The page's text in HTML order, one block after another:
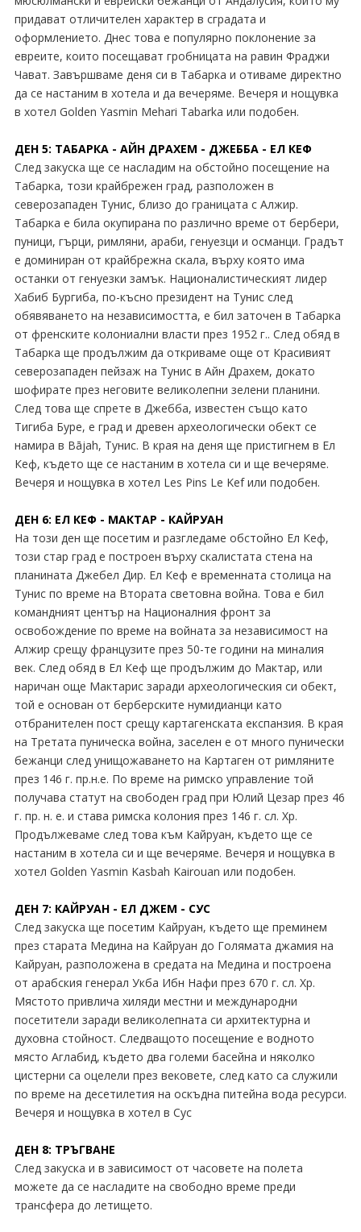
придават отличителен характер в сградата и
оформлението. Днес това е популярно поклонение за
евреите, които посещават гробницата на равин Фраджи
Чават. Завършваме деня си в Табарка и отиваме директно
да се настаним в хотела и да вечеряме. Вечеря и нощувка
в хотел Golden Yasmin Mehari Tabarka или подобен.
ДЕН 5: ТАБАРКА - АЙН ДРАХЕМ - ДЖЕББА - ЕЛ КЕФ
След закуска ще се насладим на обстойно посещение на
Табарка, този крайбрежен град, разположен в
северозападен Тунис, близо до границата с Алжир.
Табарка е била окупирана по различно време от бербери,
пуници, гърци, римляни, араби, генуезци и османци. Градът
е доминиран от крайбрежна скала, върху която има
останки от генуезки замък. Националистическият лидер
Хабиб Бургиба, по-късно президент на Тунис след
обявяването на независимостта, е бил заточен в Табарка
от френските колониални власти през 1952 г.. След обяд в
Табарка ще продължим да откриваме още от Красивият
северозападен пейзаж на Тунис в Айн Драхем, докато
шофирате през неговите великолепни зелени планини.
След това ще спрете в Джебба, известен също като
Тигиба Буре, е град и древен археологически обект се
намира в Bājah, Тунис. В края на деня ще пристигнем в Ел
Кеф, където ще се настаним в хотела си и ще вечеряме.
Вечеря и нощувка в хотел Les Pins Le Kef или подобен.
ДЕН 6: ЕЛ КЕФ - МАКТАР - КАЙРУАН
На този ден ще посетим и разгледаме обстойно Ел Кеф,
този стар град е построен върху скалистата стена на
планината Джебел Дир. Ел Кеф е временната столица на
Тунис по време на Втората световна война. Това е бил
командният център на Националния фронт за
освобождение по време на войната за независимост на
Алжир срещу французите през 50-те години на миналия
век. След обяд в Ел Кеф ще продължим до Мактар, или
наричан още Мактарис заради археологическия си обект,
той е основан от берберските нумидианци като
отбранителен пост срещу картагенската експанзия. В края
на Третата пуническа война, заселен е от много пунически
бежанци след унищожаването на Картаген от римляните
през 146 г. пр.н.е. По време на римско управление той
получава статут на свободен град при Юлий Цезар през 46
г. пр. н. е. и става римска колония през 146 г. сл. Хр.
Продължеваме след това към Кайруан, където ще се
настаним в хотела си и ще вечеряме. Вечеря и нощувка в
хотел Golden Yasmin Kasbah Kairouan или подобен.
ДЕН 7: КАЙРУАН - ЕЛ ДЖЕМ - СУС
След закуска ще посетим Кайруан, където ще преминем
през старата Медина на Кайруан до Голямата джамия на
Кайруан, разположена в средата на Медина и построена
от арабския генерал Укба Ибн Нафи през 670 г. сл. Хр.
Мястото привлича хиляди местни и международни
посетители заради великолепната си архитектурна и
духовна стойност. Следващото посещение е водното
място Аглабид, където два големи басейна и няколко
цистерни са оцелели през вековете, след като са служили
по време на десетилетия на оскъдна питейна вода ресурси.
Вечеря и нощувка в хотел в Сус
ДЕН 8: ТРЪГВАНЕ
След закуска и в зависимост от часовете на полета
можете да се насладите на свободно време преди
трансфера до летището.